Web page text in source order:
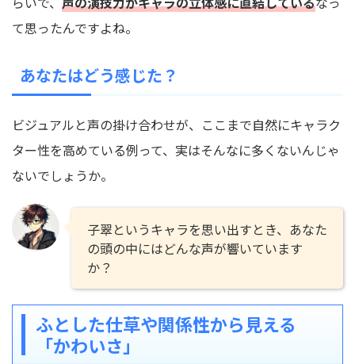
て思ったんですよね。
あなたはどう感じた？
ビジュアルと声の掛け合わせが、ここまで自然にキャラク
ター性を高めている例って、実はそんなに多くないんじゃ
ないでしょうか。
子翠というキャラを思い出すとき、あなた
の頭の中にはどんな声が響いています
か？
ふとした仕草や関係性から見える
「かわいさ」